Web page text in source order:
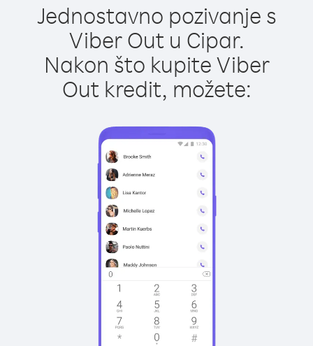
Jednostavno pozivanje s
Viber Out u Cipar.
Nakon što kupite Viber
Out kredit, možete: